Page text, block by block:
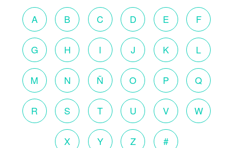
A B C D E F
G H I J K L
M N Ñ O P Q
R S T U V W
X Y Z #